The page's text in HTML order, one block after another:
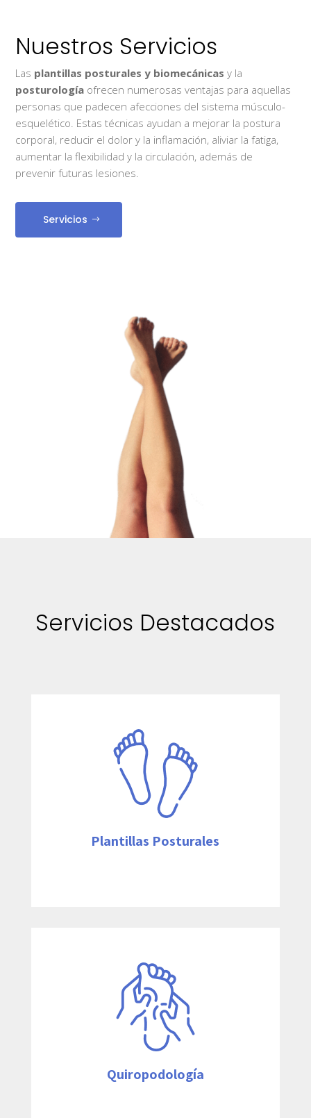
Nuestros Servicios
Las plantillas posturales y biomecánicasy la
posturología ofrecen numerosas ventajas para aquellas
personas que padecen afecciones del sistema músculo-
esquelético. Estas técnicas ayudan a mejorar la postura
corporal, reducir el dolor y la inflamación, aliviar la fatiga,
aumentar la flexibilidad y la circulación, además de
prevenir futuras lesiones.
Servicios
Servicios Destacados
Plantillas Posturales
Las plantillas posturales son una
solución ideal para tratar varios
problemas relacionados con la postura
corporal.
Ver más
Quiropodología
La quiropodia o quiropodología consiste
en un tratamiento que recurre a una
serie de técnicas manuales, con las que
solucionamos las afecciones del pie de
nuestros pacientes.
Ver más